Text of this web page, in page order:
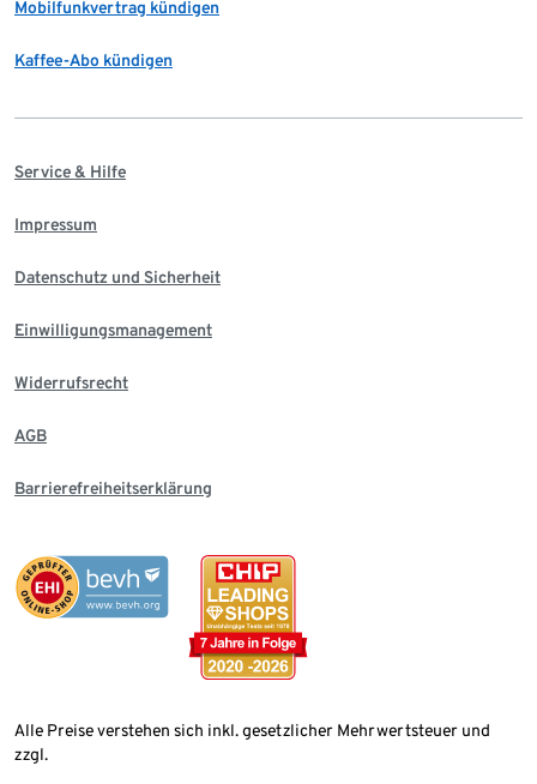
Mobilfunkvertrag kündigen
Kaffee-Abo kündigen
Service & Hilfe
Impressum
Datenschutz und Sicherheit
Einwilligungsmanagement
Widerrufsrecht
AGB
Barrierefreiheitserklärung
Alle Preise verstehen sich inkl. gesetzlicher Mehrwertsteuer und
zzgl.